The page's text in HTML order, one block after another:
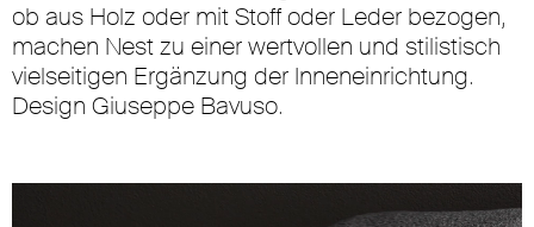
ob aus Holz oder mit Stoff oder Leder bezogen,
machen Nest zu einer wertvollen und stilistisch
vielseitigen Ergänzung der Inneneinrichtung.
Design Giuseppe Bavuso.